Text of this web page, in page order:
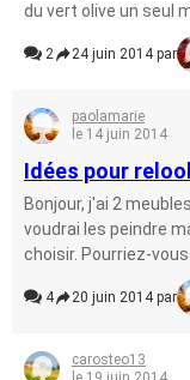
du vert olive un seul
2 24 juin 2014 par
paolamarie
le 14 juin 2014
Idées pour
Bonjour, j'ai 2
voudrai les peindre
choisir. Pourriez-vous
4 20 juin 2014 par
carosteo13